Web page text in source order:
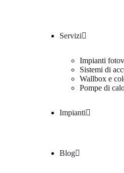
Servizi
Impianti
Sistemi di
Wallbox e
Pompe di
Impianti
Blog